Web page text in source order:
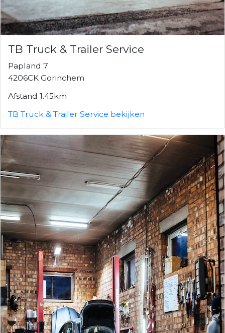
TB Truck & Trailer Service
Papland 7
4206CK Gorinchem
Afstand 1.45km
TB Truck & Trailer Service bekijken